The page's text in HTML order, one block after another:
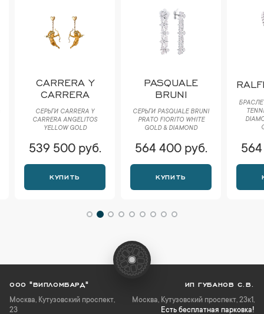
CARRERA Y
CARRERA
СЕРЬГИ CARRERA Y
CARRERA ANGELITOS
YELLOW GOLD
539 500 руб.
КУПИТЬ
PASQUALE
BRUNI
СЕРЬГИ PASQUALE BRUNI
РRАTО FIORITO WHITE
GOLD & DIAMOND
564 400 руб.
КУПИТЬ
БРАСЛЕТ
564
ООО "ВИПЛОМБАРД"
Москва, Кутузовский проспект,
23
ИП ГУБАНОВ С.В.
Москва, Кутузовский проспект, 23к1,
Есть бесплатная парковка!